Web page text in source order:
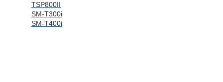
TSP800II
SM-T300i
SM-T400i